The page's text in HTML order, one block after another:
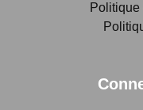
Politique